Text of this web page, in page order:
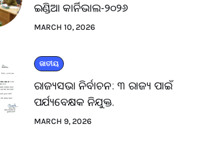
ଇଣ୍ଡିଆ କାର୍ନିଭାଲ-୨୦୨୬
MARCH 10, 2026
ଜାତୀୟ
ରାଜ୍ୟସଭା ନିର୍ବାଚନ: ୩ ରାଜ୍ୟ ପାଇଁ
ପର୍ଯ୍ୟବେକ୍ଷକ ନିଯୁକ୍ତ.
MARCH 9, 2026